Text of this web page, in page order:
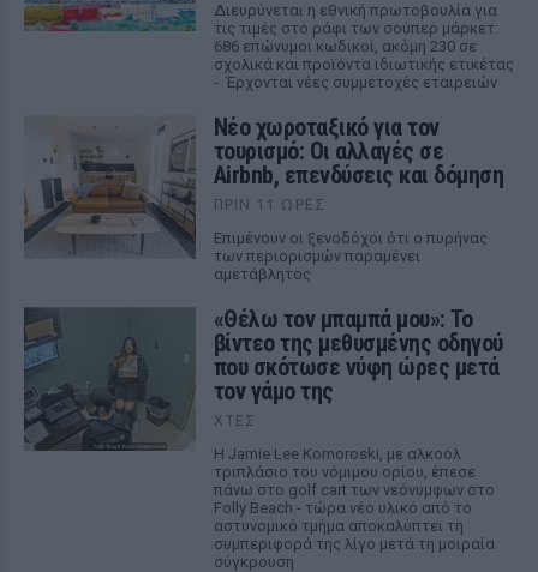
Διευρύνεται η εθνική πρωτοβουλία για
τις τιμές στο ράφι των σούπερ μάρκετ:
686 επώνυμοι κωδικοί, ακόμη 230 σε
σχολικά και προϊόντα ιδιωτικής ετικέτας
- Έρχονται νέες συμμετοχές εταιρειών
Νέο χωροταξικό για τον
τουρισμό: Οι αλλαγές σε
Airbnb, επενδύσεις και δόμηση
ΠΡΙΝ 11 ΏΡΕΣ
Επιμένουν οι ξενοδόχοι ότι ο πυρήνας
των περιορισμών παραμένει
αμετάβλητος
«Θέλω τον μπαμπά μου»: Το
βίντεο της μεθυσμένης οδηγού
που σκότωσε νύφη ώρες μετά
τον γάμο της
ΧΤΕΣ
Η Jamie Lee Komoroski, με αλκοόλ
τριπλάσιο του νόμιμου ορίου, έπεσε
πάνω στο golf cart των νεόνυμφων στο
Folly Beach - τώρα νέο υλικό από το
αστυνομικό τμήμα αποκαλύπτει τη
συμπεριφορά της λίγο μετά τη μοιραία
σύγκρουση